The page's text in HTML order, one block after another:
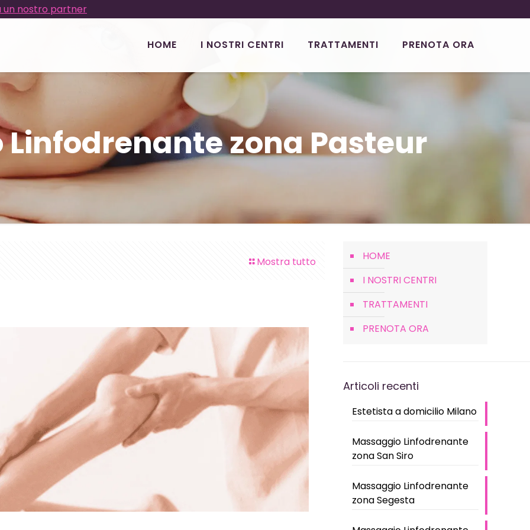
un nostro partner
HOME I NOSTRI CENTRI TRATTAMENTI PRENOTA ORA
zona Pasteur
Mostra tutto
HOME
I NOSTRI CENTRI
TRATTAMENTI
PRENOTA ORA
Articoli recenti
Estetista a domicilio Milano
Massaggio Linfodrenante
zona San Siro
Massaggio Linfodrenante
zona Segesta